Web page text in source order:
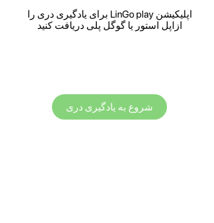
اپلیکیشن LinGo play برای یادگیری دری را
ازاپل استور یا گوگل پلی دریافت کنید
شروع به یادگیری دری